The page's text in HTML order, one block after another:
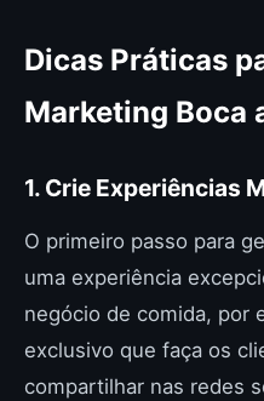
Dicas Práticas
Marketing Boca
1. Crie Experiências
O primeiro passo para
uma experiência
negócio de comida, por
exclusivo que faça os
compartilhar nas redes